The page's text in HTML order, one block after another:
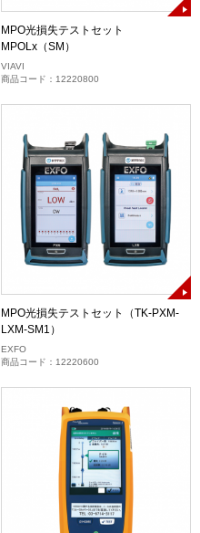
MPO光損失テストセット
MPOLx（SM）
VIAVI
商品コード：12220800
MPO光損失テストセット（TK-PXM-
LXM-SM1）
EXFO
商品コード：12220600